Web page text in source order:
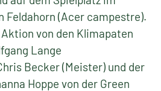
Feldahorn (Acer campestre).
von den Klimapaten
Lange
Becker (Meister) und der
Hoppe von der Green